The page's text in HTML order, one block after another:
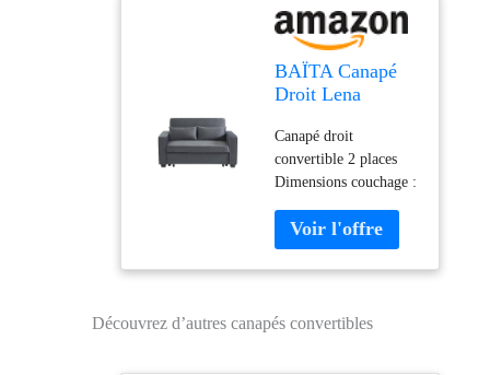
BAÏTA Canapé
Droit Lena
Velours Gris 2
Places
Canapé droit
convertible 2 places
Dimensions couchage :
assise : 25kg/m3
Coussins déhoussables
Découvrez d’autres canapés convertibles